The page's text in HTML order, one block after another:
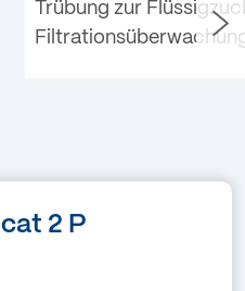
erfolgreich in der
Trübung zur
2 P